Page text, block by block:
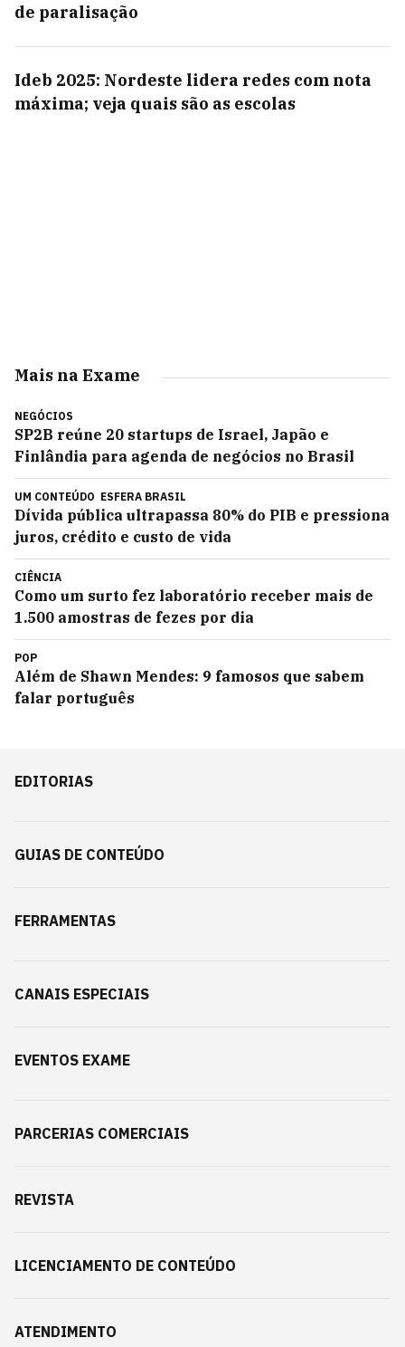
de paralisação
Ideb 2025: Nordeste lidera redes com nota
máxima; veja quais são as escolas
Mais na Exame
NEGÓCIOS
SP2B reúne 20 startups de Israel, Japão e
Finlândia para agenda de negócios no Brasil
UM CONTEÚDO ESFERA BRASIL
Dívida pública ultrapassa 80% do PIB e pressiona
juros, crédito e custo de vida
CIÊNCIA
Como um surto fez laboratório receber mais de
1.500 amostras de fezes por dia
POP
Além de Shawn Mendes: 9 famosos que sabem
falar português
EDITORIAS
GUIAS DE CONTEÚDO
FERRAMENTAS
CANAIS ESPECIAIS
EVENTOS EXAME
PARCERIAS COMERCIAIS
REVISTA
LICENCIAMENTO DE CONTEÚDO
ATENDIMENTO